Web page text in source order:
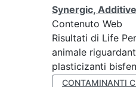
Synergic,
Contenuto Web
Risultati di Life
animale
plasticizanti
CONTAMINANTI